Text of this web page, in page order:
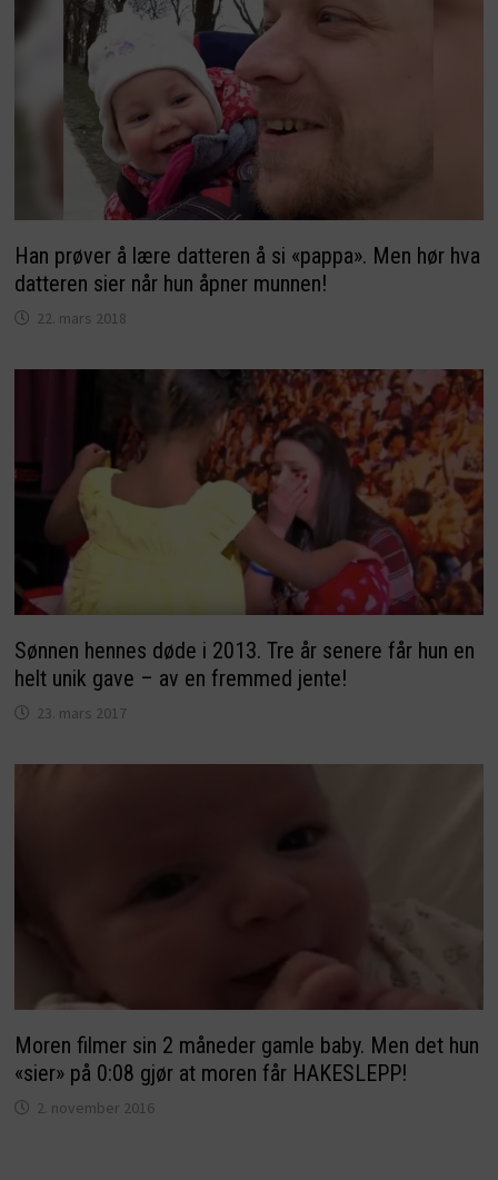
Han prøver å lære datteren å si «pappa». Men hør hva
datteren sier når hun åpner munnen!
22. mars 2018
Sønnen hennes døde i 2013. Tre år senere får hun en
helt unik gave – av en fremmed jente!
23. mars 2017
Moren filmer sin 2 måneder gamle baby. Men det hun
«sier» på 0:08 gjør at moren får HAKESLEPP!
2. november 2016